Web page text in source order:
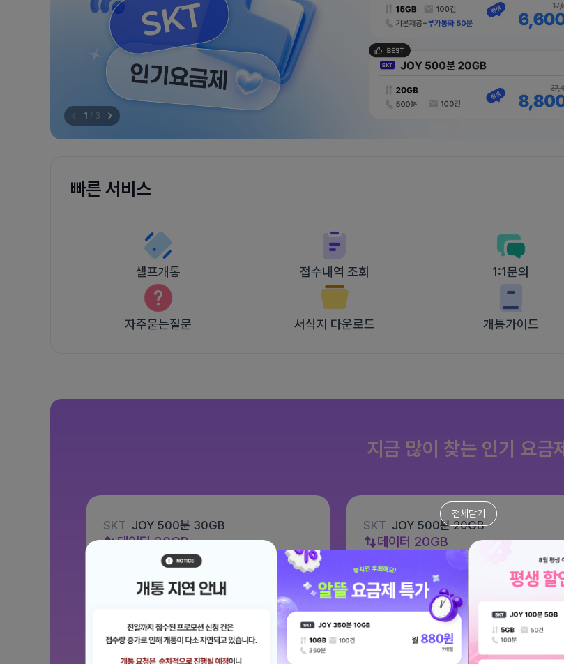
1 / 3
빠른 서비스
셀프개통 접수내역 조회 1:1문의
자주묻는질문 서식지 다운로드 개통가이드
지금 많이 찾는 인기 요금제
SKT JOY 500분 30GB
데이터30GB
문자 100건
월 12,100원
SKT JOY 500분 20GB
데이터 20GB
문자 100건
월 8,800원
전체보기
전체닫기